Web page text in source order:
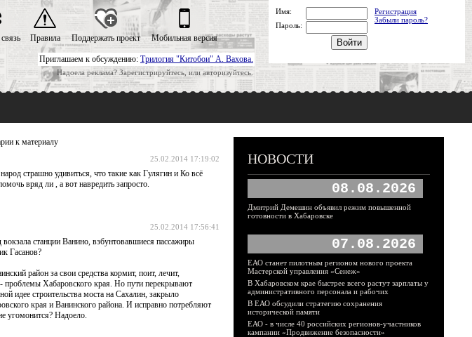
Приглашаем к обсуждению: Трилогия "Китобои" А. Вахова.
Надоела реклама? Зарегистрируйтесь, или авторизуйтесь.
Правила Поддержать проект Мобильная версия
Имя:
Регистрация
Забыли пароль?
Пароль:
к материалу
25.02.2014 17:19:02
страшно удивиться, что такие как Гулягин и Ко всё
вряд ли , а вот навредить запросто.
25.02.2014 17:56:41
станции Ванино, взбунтовавшиеся пассажиры
Гасанов?
район за свои средства кормит, поит, лечит,
проблемы Хабаровского края. Но пути перекрывают
идее строительства моста на Сахалин, закрыло
края и Ванинского района. И исправно потребляют
угомонится? Надоело.
НОВОСТИ
08.08.2026
Дмитрий Демешин объявил режим повышенной
готовности в Хабаровске
07.08.2026
ЕАО станет пилотным регионом нового проекта
Мастерской управления «Сенеж»
В Хабаровском крае быстрее всего растут зарплаты у
административного персонала и рабочих
В ЕАО обсудили стратегию сохранения
исторической памяти
ЕАО - в числе 40 российских регионов-участников
кампании «Продвижение безопасности»